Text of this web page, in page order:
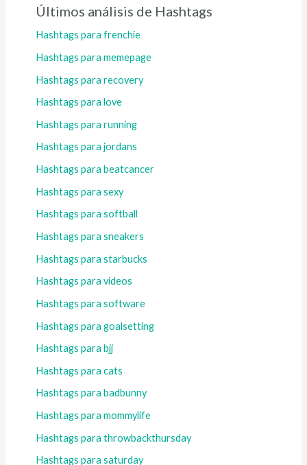
Últimos análisis de Hashtags
Hashtags para frenchie
Hashtags para memepage
Hashtags para recovery
Hashtags para love
Hashtags para running
Hashtags para jordans
Hashtags para beatcancer
Hashtags para sexy
Hashtags para softball
Hashtags para sneakers
Hashtags para starbucks
Hashtags para videos
Hashtags para software
Hashtags para goalsetting
Hashtags para bjj
Hashtags para cats
Hashtags para badbunny
Hashtags para mommylife
Hashtags para throwbackthursday
Hashtags para saturday